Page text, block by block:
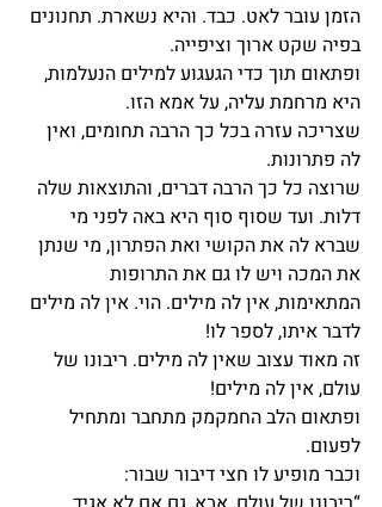
הזמן עובר לאט. כבד. והיא נשארת. תחנונים
בפיה שקט ארוך וציפייה.
ופתאום תוך כדי הגעגוע למילים הנעלמות,
היא מרחמת עליה, על אמא הזו.
שצריכה עזרה בכל כך הרבה תחומים, ואין
לה פתרונות.
שרוצה כל כך הרבה דברים, והתוצאות שלה
דלות. ועד שסוף סוף היא באה לפני מי
שברא לה את הקושי ואת הפתרון, מי שנתן
את המכה ויש לו גם את התרופות
המתאימות, אין לה מילים. הוי. אין לה מילים
לדבר איתו, לספר לו!
זה מאוד עצוב שאין לה מילים. ריבונו של
עולם, אין לה מילים!
ופתאום הלב החמקמק מתחבר ומתחיל
לפעום.
וכבר מופיע לו חצי דיבור שבור: